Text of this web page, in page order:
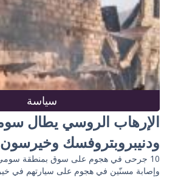
سياسة
الإرهاب الروسي يطال
ودنيبروبتروفسك وخيرسون
10 جرحى في هجوم على سوق بمنطقة
وإصابة مسنّين في هجوم على سيارتهم في